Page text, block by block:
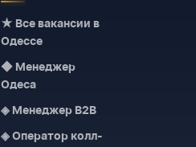
★ Все вакансии в
Одессе
◆ Менеджер
Одеса
◈ Менеджер B2B
◈ Оператор колл-